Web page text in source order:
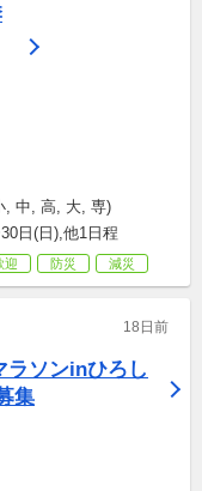
, 中, 高, 大, 専)
日(日),他1日程
迎 防災 減災
18日前
ラソンinひろし
集